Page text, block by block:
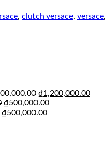
, clutch versace, versace,
Giá
gốc
là:
₫1,200,000.00Giá
Giá
gốc
₫500,000.00Giá
Giá
₫500,000.00Giá